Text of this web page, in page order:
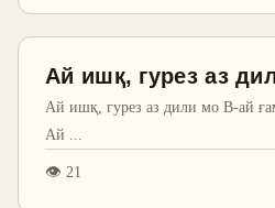
Ай ишқ, гурез аз
Ай ишқ, гурез аз дили мо В-ай
Ай
👁 21